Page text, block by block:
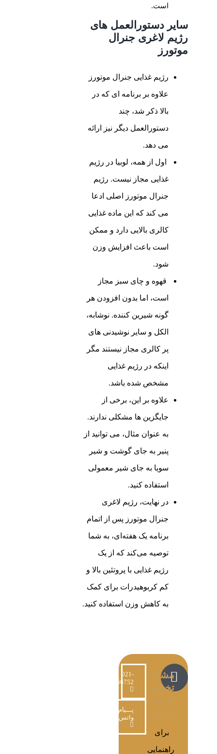
است.
سایر دستورالعمل های
رژیم لاغری جنرال
موتورز
رژیم غذایی جنرال موتورز
علاوه بر برنامه ای که در
بالا ذکر شد، چند
دستورالعمل دیگر نیز ارائه
می دهد.
اول از همه، لوبیا در رژیم
غذایی مجاز نیست. رژیم
جنرال موتورز اصلی ادعا
می کند که این ماده غذایی
کالری بالایی دارد و ممکن
است باعث افزایش وزن
شود.
قهوه و چای سبز مجاز
است، اما بدون افزودن هر
گونه شیرین کننده. نوشابه،
الکل و سایر نوشیدنی های
پر کالری مجاز نیستند مگر
اینکه در رژیم غذایی
مشخص شده باشد.
علاوه بر این، برخی از
جایگزین ها مشکلی ندارند.
به عنوان مثال، می توانید از
پنیر به جای گوشت و شیر
سویا به جای شیر معمولی
استفاده کنید.
در نهایت، رژیم لاغری
جنرال موتورز پس از اتمام
برنامه یک هفته‌ای، به شما
توصیه می‌کند که از یک
رژیم غذایی با پروتئین بالا و
کم کربوهیدرات برای کمک
به کاهش وزن استفاده کنید.
مشاوره
تخصصی
برای
راهنمایی
021-
220766752
پـــیام در
واتس‌اپ